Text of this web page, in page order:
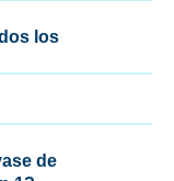
los
de